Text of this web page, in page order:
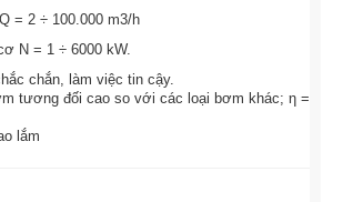
= 2 ÷ 100.000 m3/h
N = 1 ÷ 6000 kW.
chắn, làm việc tin cậy.
tương đối cao so với các loại bơm khác; η =
lắm